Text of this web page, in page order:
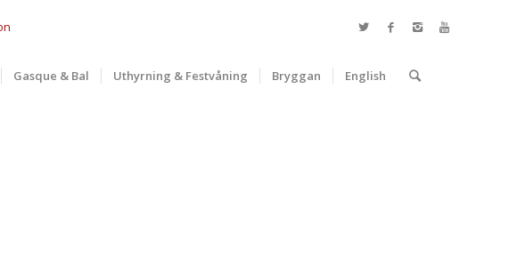
Gasque & Bal Uthyrning & Festvåning Bryggan English